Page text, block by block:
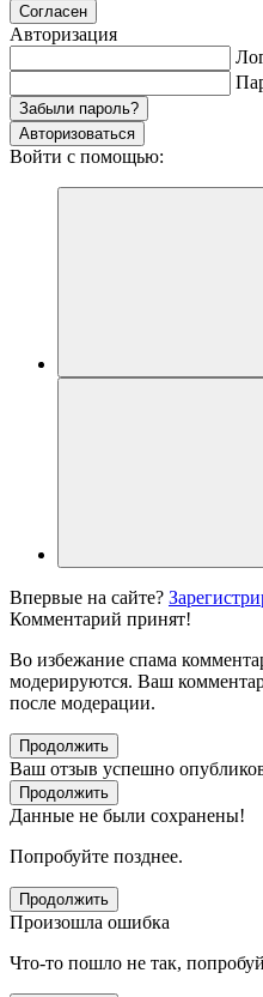
Согласен
Авторизация
Забыли пароль?
Авторизоваться
Войти с помощью:
Впервые на сайте?
Комментарий принят!
Во избежание спама
модерируются. Ваш
после модерации.
Продолжить
Ваш отзыв успешно
Продолжить
Данные не были сохранены!
Попробуйте позднее.
Продолжить
Произошла ошибка
Что-то пошло не так,